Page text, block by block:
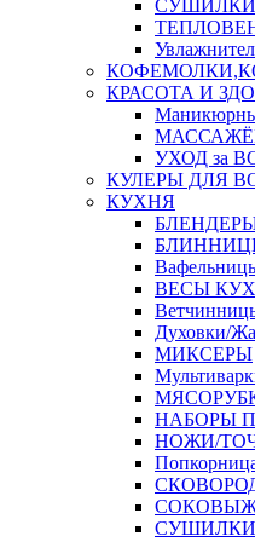
СУШИЛКИ
КРАСОТА И
УХОД за
КУЛЕРЫ ДЛЯ
КУХНЯ
БЛИННИЦЫ
ВЕСЫ
Духовки/
МИКСЕРЫ
НАБОРЫ
НОЖИ/
СУШИЛКИ